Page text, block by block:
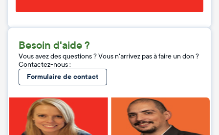
Besoin d'aide ?
Vous avez des questions ? Vous n'arrivez pas à faire un don ?
Contactez-nous :
Formulaire de contact